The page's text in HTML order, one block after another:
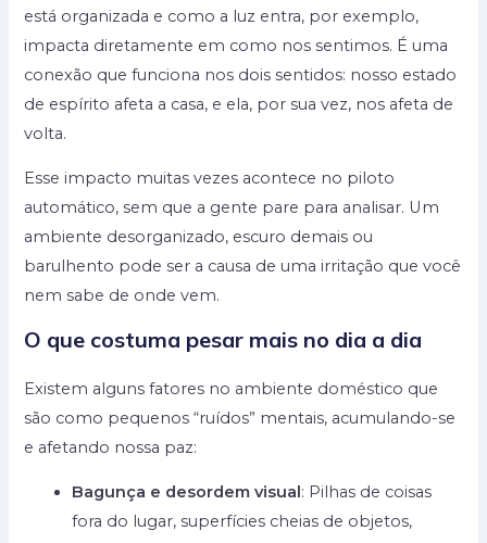
está organizada e como a luz entra, por exemplo,
impacta diretamente em como nos sentimos. É uma
conexão que funciona nos dois sentidos: nosso estado
de espírito afeta a casa, e ela, por sua vez, nos afeta de
volta.
Esse impacto muitas vezes acontece no piloto
automático, sem que a gente pare para analisar. Um
ambiente desorganizado, escuro demais ou
barulhento pode ser a causa de uma irritação que você
nem sabe de onde vem.
O que costuma pesar mais no dia a dia
Existem alguns fatores no ambiente doméstico que
são como pequenos “ruídos” mentais, acumulando-se
e afetando nossa paz:
Bagunça e desordem visual: Pilhas de coisas
fora do lugar, superfícies cheias de objetos,